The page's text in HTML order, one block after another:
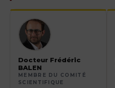
Docteur Frédéric
BALEN
MEMBRE DU COMITÉ
SCIENTIFIQUE